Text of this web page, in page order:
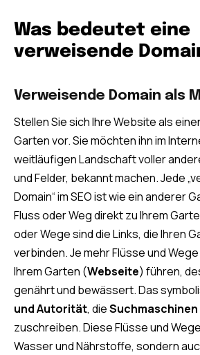
Was bedeutet eine
verweisende
Verweisende Domain als
Stellen Sie sich Ihre Website als
Garten vor. Sie möchten ihn im
weitläufigen Landschaft voller
und Felder, bekannt machen. Jede
Domain“ im SEO ist wie ein anderer
Fluss oder Weg direkt zu Ihrem
oder Wege sind die Links, die Ihren
verbinden. Je mehr Flüsse und
Ihrem Garten (Webseite) führen,
genährt und bewässert. Das
und Autorität, dieSuchmaschinen
zuschreiben. Diese Flüsse und
Wasser und Nährstoffe, sondern